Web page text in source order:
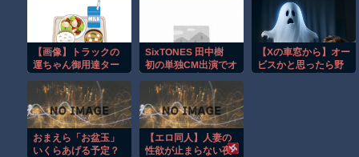
【動画】よく助けられたな。岐阜の川で外国人が溺れてしまう事
渡邊渚さん「私がPTSDと診断された当時、世間はまだPTSDと
【動画】自動ドアの仕組みを理解した富山のツバメが賢い。
【動画】高速道路を走行中の車からリアガラスが飛んでくる事故(
子供向け漫画、謎の闇の大会に参加しがち問題
【朗報】大人気漫画「GANTZ」がAmazonでなんと全巻100円ｗ
【画像】トラックの
運ちゃん御用達ター
けないオムライスｗ
ｗｗｗｗｗｗｗｗｗ
SixTONES 田中樹
初の単独CM出演でオ
事の見出しは「“いい
男の休日”にしてくだ
さい」とアピール
【Xの車窓から】オー
ビスかと思ったら野
おまえら「お盆玉」
いくらあげる予定？
【エロ同人】人妻の
性欲が止まらない夜